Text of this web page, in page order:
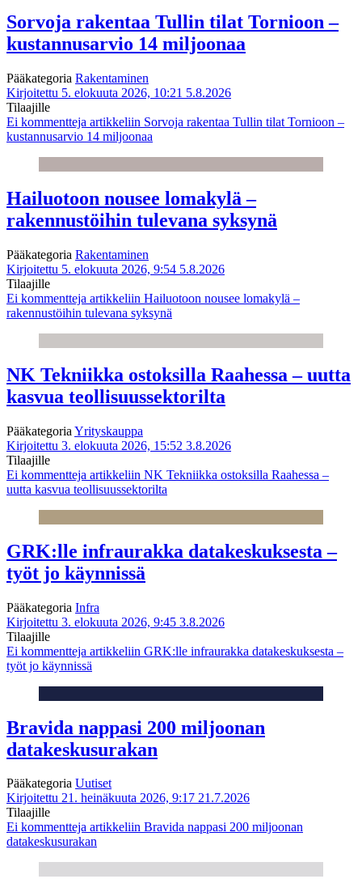
Sorvoja rakentaa Tullin tilat Tornioon –
kustannusarvio 14 miljoonaa
Pääkategoria Rakentaminen
Kirjoitettu 5. elokuuta 2026, 10:21 5.8.2026
Tilaajille
Ei kommentteja artikkeliin Sorvoja rakentaa Tullin tilat Tornioon –
kustannusarvio 14 miljoonaa
Hailuotoon nousee lomakylä –
rakennustöihin tulevana syksynä
Pääkategoria Rakentaminen
Kirjoitettu 5. elokuuta 2026, 9:54 5.8.2026
Tilaajille
Ei kommentteja artikkeliin Hailuotoon nousee lomakylä –
rakennustöihin tulevana syksynä
NK Tekniikka ostoksilla Raahessa – uutta
kasvua teollisuussektorilta
Pääkategoria Yrityskauppa
Kirjoitettu 3. elokuuta 2026, 15:52 3.8.2026
Tilaajille
Ei kommentteja artikkeliin NK Tekniikka ostoksilla Raahessa –
uutta kasvua teollisuussektorilta
GRK:lle infraurakka datakeskuksesta –
työt jo käynnissä
Pääkategoria Infra
Kirjoitettu 3. elokuuta 2026, 9:45 3.8.2026
Tilaajille
Ei kommentteja artikkeliin GRK:lle infraurakka datakeskuksesta –
työt jo käynnissä
Bravida nappasi 200 miljoonan
datakeskusurakan
Pääkategoria Uutiset
Kirjoitettu 21. heinäkuuta 2026, 9:17 21.7.2026
Tilaajille
Ei kommentteja artikkeliin Bravida nappasi 200 miljoonan
datakeskusurakan